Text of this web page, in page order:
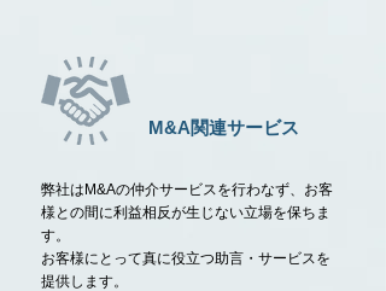
M&A関連サービス
弊社はM&Aの仲介サービスを行わなず、お客
様との間に利益相反が生じない立場を保ちま
す。
お客様にとって真に役立つ助言・ サービスを
提供します。